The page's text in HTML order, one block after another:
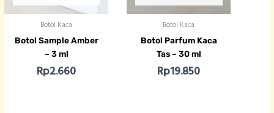
Botol Kaca
Botol Sample Amber
– 3 ml
Rp2.660
Botol Kaca
Botol Parfum Kaca
Tas – 30 ml
Rp19.850